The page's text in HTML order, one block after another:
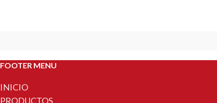
FOOTER MENU
INICIO
PRODUCTOS